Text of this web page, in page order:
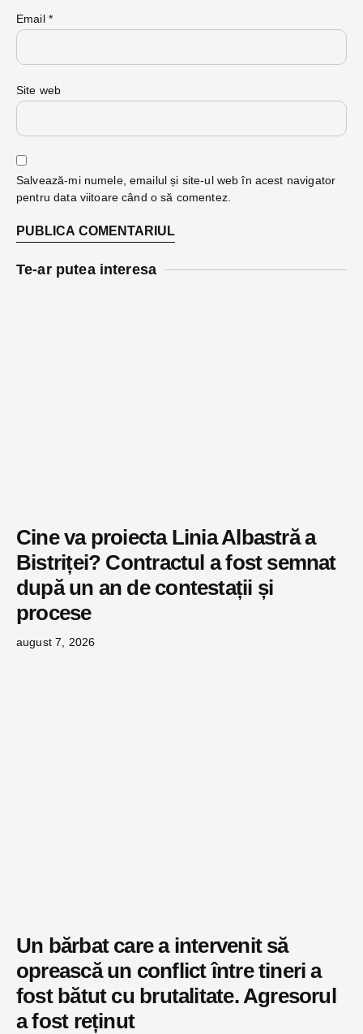
Email *
Site web
Salvează-mi numele, emailul și site-ul web în acest navigator
pentru data viitoare când o să comentez.
Te-ar putea interesa
Cine va proiecta Linia Albastră a
Bistriței? Contractul a fost semnat
după un an de contestații și
procese
august 7, 2026
Un bărbat care a intervenit să
oprească un conflict între tineri a
fost bătut cu brutalitate. Agresorul
a fost reținut